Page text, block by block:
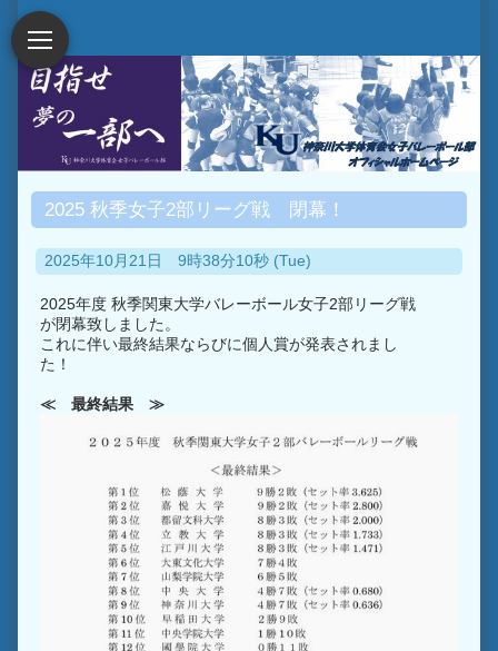
2025 秋季女子2部リーグ戦 閉幕！
2025年10月21日 9時38分10秒 (Tue)
2025年度 秋季関東大学バレーボール女子2部リーグ戦
が閉幕致しました。
これに伴い最終結果ならびに個人賞が発表されまし
た！
≪ 最終結果 ≫